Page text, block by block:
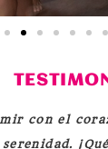
con el